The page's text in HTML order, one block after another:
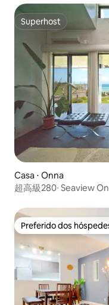
Superhost
Superhost
Casa ⋅ Onna
超高級280∙ Seaview
Preferido dos
Preferido dos